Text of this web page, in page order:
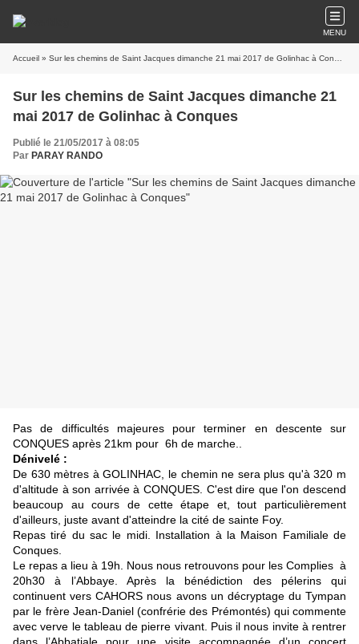
MENU
Accueil » Sur les chemins de Saint Jacques dimanche 21 mai 2017 de Golinhac à Conques
Sur les chemins de Saint Jacques dimanche 21
mai 2017 de Golinhac à Conques
Publié le 21/05/2017 à 08:05
Par PARAY RANDO
Pas de difficultés majeures pour terminer en descente sur
CONQUES après 21km pour 6h de marche..
Dénivelé :
De 630 mètres à GOLINHAC, le chemin ne sera plus qu'à 320 m
d'altitude à son arrivée à CONQUES. C'est dire que l'on descend
beaucoup au cours de cette étape et, tout particulièrement
d'ailleurs, juste avant d'atteindre la cité de sainte Foy.
Repas tiré du sac le midi. Installation à la Maison Familiale de
Conques.
Le repas a lieu à 19h. Nous nous retrouvons pour les Complies à
20h30 à l’Abbaye. Après la bénédiction des pélerins qui
continuent vers CAHORS nous avons un décryptage du Tympan
par le frère Jean-Daniel (confrérie des Prémontés) qui commente
avec verve le tableau de pierre vivant. Puis il nous invite à rentrer